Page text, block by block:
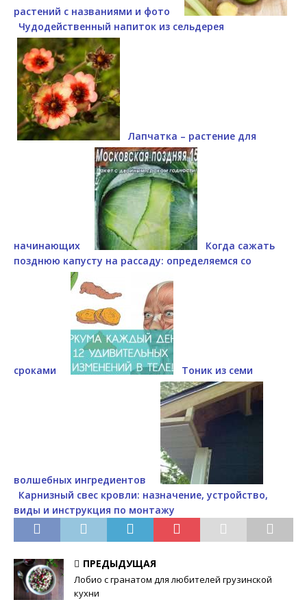
растений с названиями и фото
Чудодейственный напиток из сельдерея
Лапчатка – растение для
начинающих
Когда сажать
позднюю капусту на рассаду: определяемся со
сроками Тоник из семи
волшебных ингредиентов
Карнизный свес кровли: назначение, устройство,
виды и инструкция по монтажу
ПРЕДЫДУЩАЯ
Лобио с гранатом для любителей грузинской
кухни